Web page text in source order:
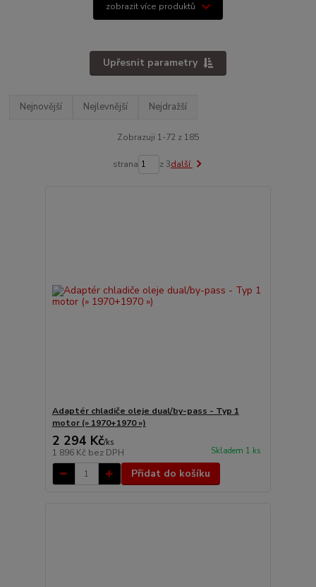
zobrazit více produktů
Upřesnit parametry
Nejnovější Nejlevnější Nejdražší
Zobrazuji 1-72 z 185
strana z 3další
Adaptér chladiče oleje dual/by-pass - Typ 1
motor (» 1970+1970 »)
2 294 Kč/ks
1 896 Kč bez DPH Skladem 1 ks
Přidat do košíku